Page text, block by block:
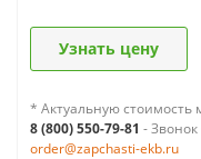
Узнать цену
* Актуальную стоимость
8 (800) 550-79-81 -
order@zapchasti-ekb.ru